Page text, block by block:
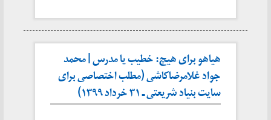
هیاهو برای هیچ: خطیب یا مدرس | محمد
جواد غلامرضاکاشی (مطلب اختصاصی برای
سایت بنیاد شریعتی ـ ۳۱ خرداد ۱۳۹۹)